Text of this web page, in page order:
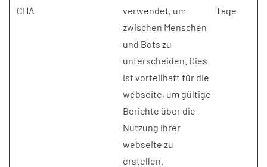
CHA
verwendet, um
zwischen Menschen
und Bots zu
unterscheiden. Dies
ist vorteilhaft für die
webseite, um gültige
Berichte über die
Nutzung ihrer
webseite zu
erstellen.
Tage